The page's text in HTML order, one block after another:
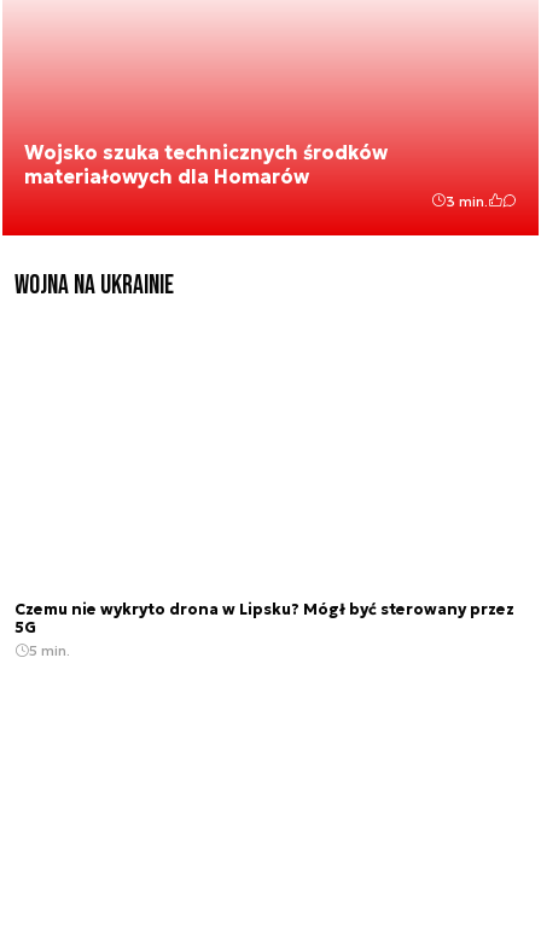
Wojsko szuka technicznych środków
materiałowych dla Homarów
3 min.
Wojna na Ukrainie
Czemu nie wykryto drona w Lipsku? Mógł być sterowany przez
5G
5 min.